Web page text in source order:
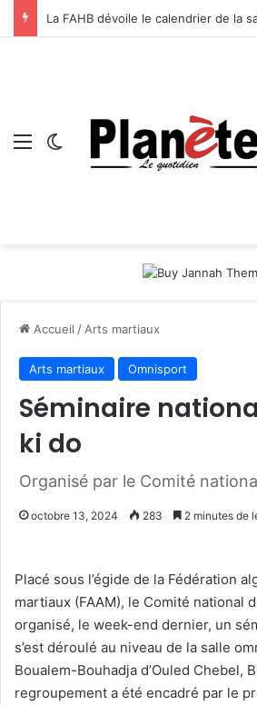
La FAHB dévoile le calendrier de la
Menu Switch skin
Accueil / Arts martiaux
Arts martiaux Omnisport
Séminaire
ki do
Organisé par le Comité
octobre 13, 2024 283 2 minutes de
Placé sous l’égide de la Fédération
martiaux (FAAM), le Comité national
organisé, le week-end dernier, un
s’est déroulé au niveau de la salle
Boualem-Bouhadja d’Ouled Chebel,
regroupement a été encadré par le